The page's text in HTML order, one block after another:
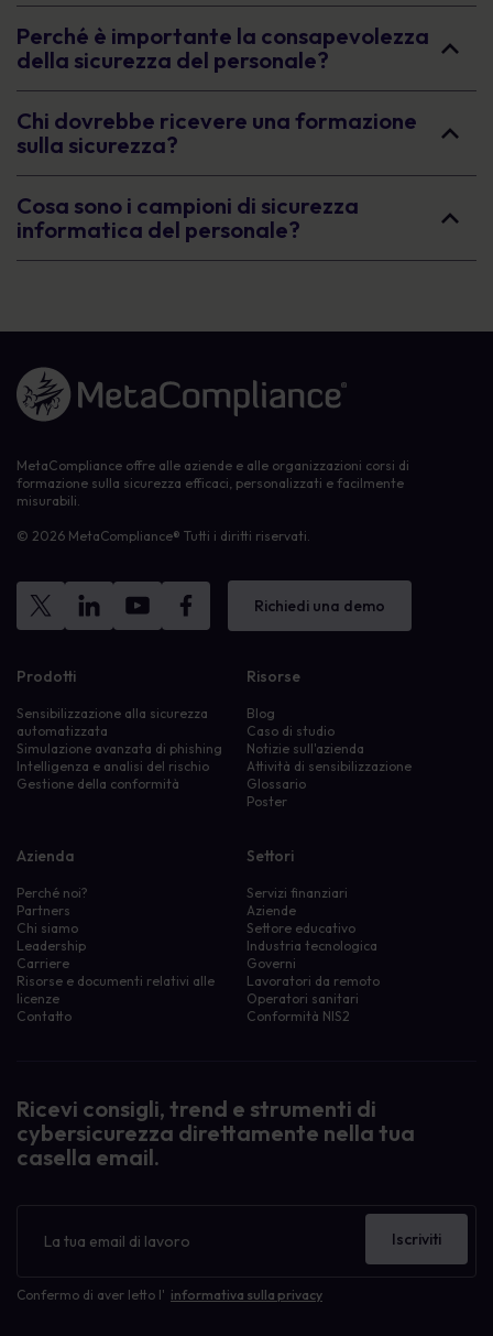
Perché è importante la consapevolezza
della sicurezza del personale?
Chi dovrebbe ricevere una formazione
sulla sicurezza?
Cosa sono i campioni di sicurezza
informatica del personale?
Link alla homepage
MetaCompliance offre alle aziende e alle organizzazioni corsi di
formazione sulla sicurezza efficaci, personalizzati e facilmente
misurabili.
© 2026 MetaCompliance® Tutti i diritti riservati.
Richiedi una demo
Prodotti
Sensibilizzazione alla sicurezza
automatizzata
Simulazione avanzata di phishing
Intelligenza e analisi del rischio
Gestione della conformità
Risorse
Blog
Caso di studio
Notizie sull'azienda
Attività di sensibilizzazione
Glossario
Poster
Azienda
Perché noi?
Partners
Chi siamo
Leadership
Carriere
Risorse e documenti relativi alle
licenze
Contatto
Settori
Servizi finanziari
Aziende
Settore educativo
Industria tecnologica
Governi
Lavoratori da remoto
Operatori sanitari
Conformità NIS2
Ricevi consigli, trend e strumenti di
cybersicurezza direttamente nella tua
casella email.
Confermo di aver letto l' informativa sulla privacy
Iscriviti